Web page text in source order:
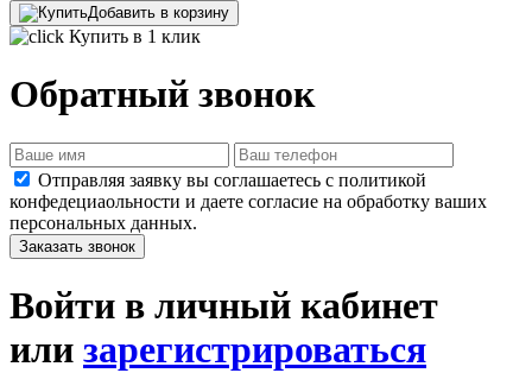
Добавить в корзину
Купить в 1 клик
Обратный звонок
Отправляя заявку вы соглашаетесь с политикой
конфедециаольности и даете согласие на обработку ваших
персональных данных.
Заказать звонок
Войти в личный кабинет
или зарегистрироваться